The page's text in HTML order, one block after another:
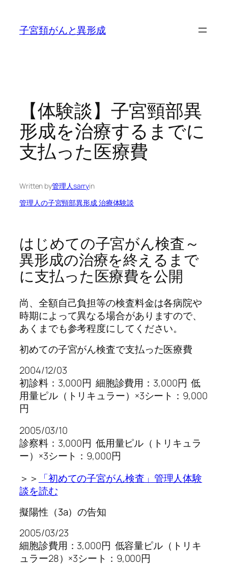
子宮頚がんと異形成
【体験談】子宮頸部異
形成を治療するまでに
支払った医療費
Written by管理人sarryin
管理人の子宮頸部異形成 治療体験談
はじめての子宮がん検査～
異形成の治療を終えるまで
に支払った医療費を公開
尚、全額自己負担等の検査料金は各病院や
時期によって異なる場合がありますので、
あくまでも参考程度にしてください。
初めての子宮がん検査で支払った医療費
2004/12/03
初診料：3,000円 細胞診費用：3,000円 低
用量ピル（トリキュラー）×3シート：9,000
円
2005/03/10
診察料：3,000円 低用量ピル（トリキュラ
ー）×3シート：9,000円
＞＞ 「初めての子宮がん検査」管理人体験
談を読む
擬陽性（3a）の告知
2005/03/23
細胞診費用：3,000円 低容量ピル（トリキ
ュラー28）×3シート：9,000円